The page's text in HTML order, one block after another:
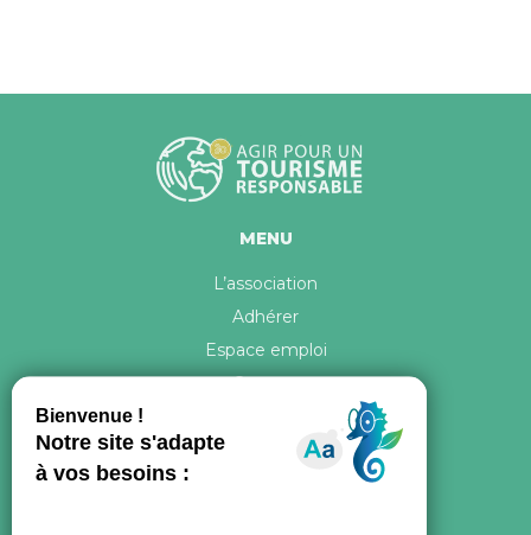
MENU
L’association
Adhérer
Espace emploi
Contact